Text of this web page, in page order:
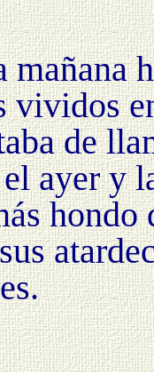
mañana
vividos
de
ayer y